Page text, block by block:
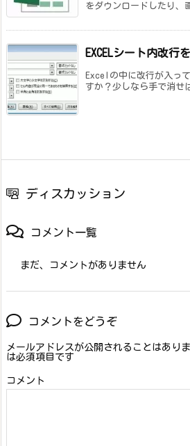
をダウンロードしたり
EXCELシート内改行
Excelの中に改行が入っ
すか？少しなら手で消
ディスカッション
コメント一覧
まだ、コメントがありません
コメントをどうぞ
メールアドレスが公開されることはありま
は必須項目です
コメント